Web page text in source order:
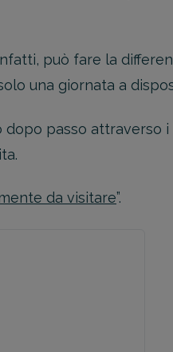
può fare la
una giornata a
passo attraverso
da visitare”.